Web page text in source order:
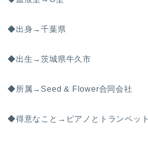
◆出身→千葉県
◆出生→茨城県牛久市
◆所属→Seed & Flower合同会社
◆得意なこと→ピアノとトランペット